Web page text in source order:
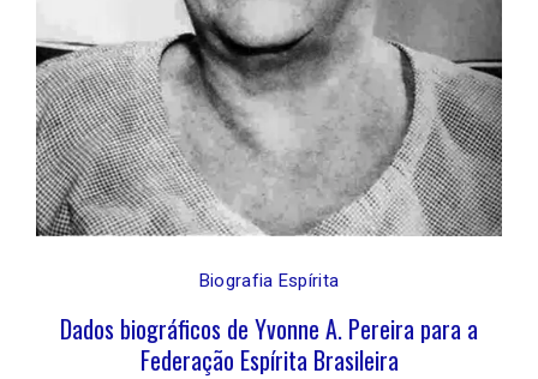
Biografia Espírita
Dados biográficos de Yvonne A. Pereira para a
Federação Espírita Brasileira